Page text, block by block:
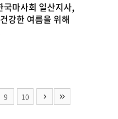
국마사회 일산지사,
강한 여름을 위해
9 10